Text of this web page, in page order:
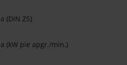
(DIN ZS)
(kW pie apgr./min.)